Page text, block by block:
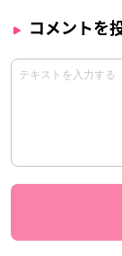
コメントを